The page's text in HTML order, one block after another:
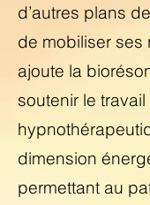
d’autres plans
de mobiliser ses
ajoute la
soutenir le travail
dimension
permettant au